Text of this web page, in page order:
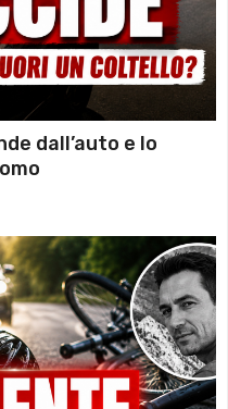
dall’auto e lo